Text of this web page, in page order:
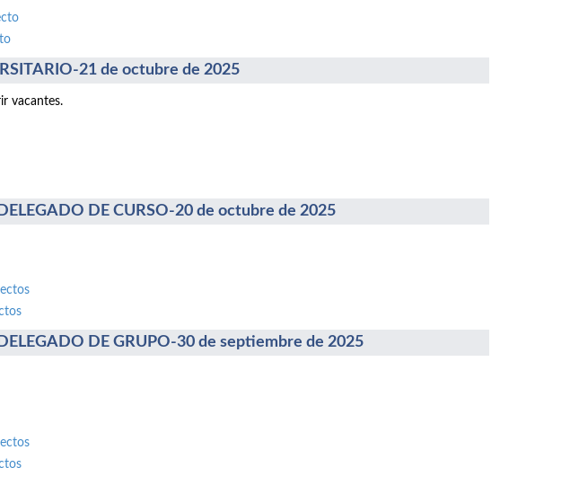
21 de octubre de 2025
vacantes.
DE CURSO-20 de octubre de 2025
DE GRUPO-30 de septiembre de 2025